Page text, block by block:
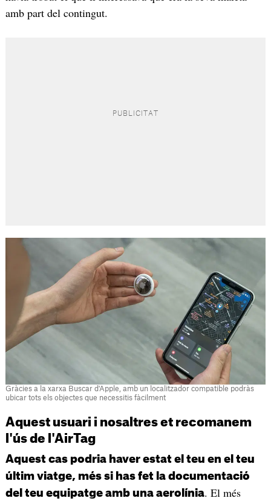
amb part del contingut.
Gràcies a la xarxa Buscar d'Apple, amb un localitzador compatible podràs
ubicar tots els objectes que necessitis fàcilment
Aquest usuari i nosaltres et recomanem
l'ús de l'AirTag
Aquest cas podria haver estat el teu en el teu
últim viatge, més si has fet la documentació
del teu equipatge amb una aerolínia. El més